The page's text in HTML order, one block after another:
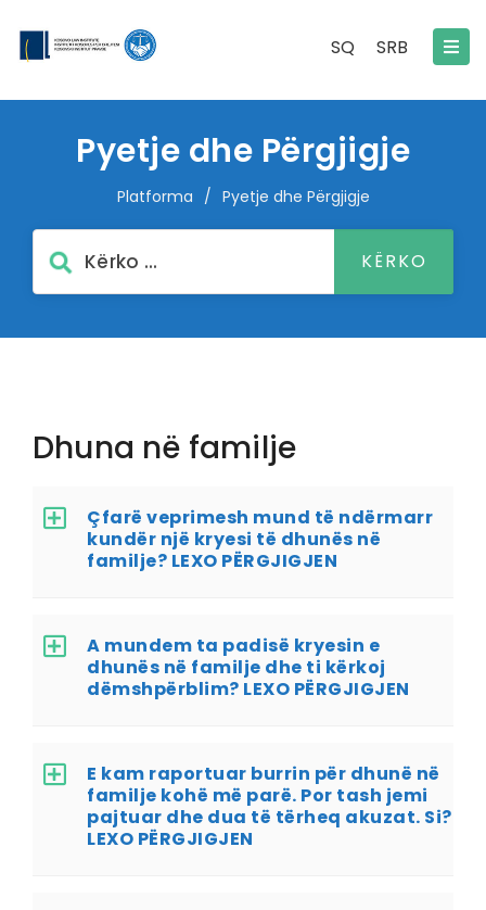
SQ SRB
Pyetje dhe Përgjigje
Platforma / Pyetje dhe Përgjigje
Dhuna në familje
Çfarë veprimesh mund të ndërmarr
kundër një kryesi të dhunës në
familje? LEXO PËRGJIGJEN
A mundem ta padisë kryesin e
dhunës në familje dhe ti kërkoj
dëmshpërblim? LEXO PËRGJIGJEN
E kam raportuar burrin për dhunë në
familje kohë më parë. Por tash jemi
pajtuar dhe dua të tërheq akuzat. Si?
LEXO PËRGJIGJEN